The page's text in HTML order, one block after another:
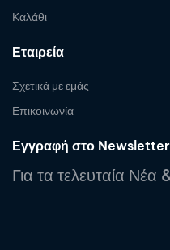
Καλάθι
Εταιρεία
Σχετικά με εμάς
Επικοινωνία
Εγγραφή στο Newsletter
Για τα τελευταία Νέα